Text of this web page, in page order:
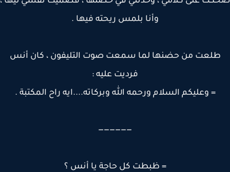
وأنا بلمس ريحته فيها .
طلعت من حضنها لما سمعت صوت التليفون ، كان أنس
فرديت عليه :
= وعليكم السلام ورحمه الله وبركاته....ايه راح المكتبة .
——————
= ظبطت كل حاجة يا أنس ؟